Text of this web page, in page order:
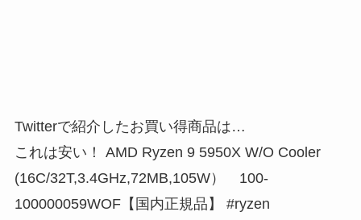
Twitterで紹介したお買い得商品は…
これは安い！ AMD Ryzen 9 5950X W/O Cooler
(16C/32T,3.4GHz,72MB,105W） 100-
100000059WOF【国内正規品】 #ryzen